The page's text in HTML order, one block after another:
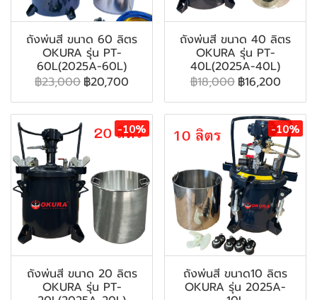
ถังพ่นสี ขนาด 60 ลิตร
OKURA รุ่น PT-
60L(2025A-60L)
฿23,000 ฿20,700
ถังพ่นสี ขนาด 40 ลิตร
OKURA รุ่น PT-
40L(2025A-40L)
฿18,000 ฿16,200
-10%
ถังพ่นสี ขนาด 20 ลิตร
OKURA รุ่น PT-
-10%
ถังพ่นสี ขนาด10 ลิตร
OKURA รุ่น 2025A-